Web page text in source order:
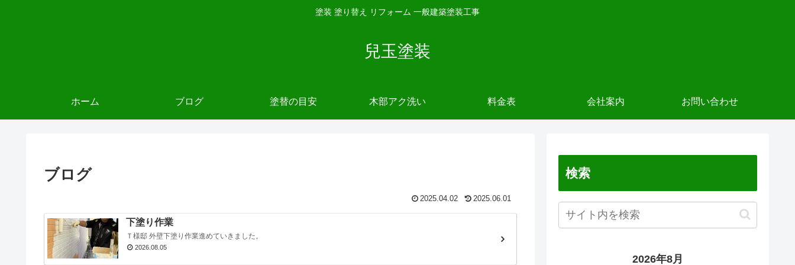
塗装 塗り替え リフォーム 一般建築塗装工事
兒玉塗装
ホーム ブログ 塗替の目安 木部アク洗い 料金表 会社案内 お問い合わせ
ブログ
2025.04.02 2025.06.01
下塗り作業
Ｔ様邸 外壁下塗り作業進めていきました。
2026.08.05
検索
2026年8月